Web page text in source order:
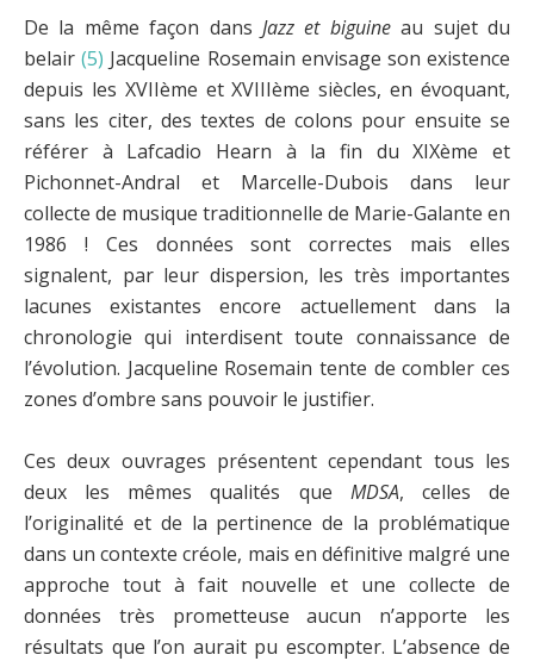
De la même façon dans Jazz et biguineau sujet du
belair(5) Jacqueline Rosemain envisage son existence
depuis les XVIIème et XVIIIème siècles, en évoquant,
sans les citer, des textes de colons pour ensuite se
référer à Lafcadio Hearn à la fin du XIXème et
Pichonnet-Andral et Marcelle-Dubois dans leur
collecte de musique traditionnelle de Marie-Galante en
1986 ! Ces données sont correctes mais elles
signalent, par leur dispersion, les très importantes
lacunes existantes encore actuellement dans la
chronologie qui interdisent toute connaissance de
l’évolution. Jacqueline Rosemain tente de combler ces
zones d’ombre sans pouvoir le justifier.
Ces deux ouvrages présentent cependant tous les
deux les mêmes qualités que MDSA, celles de
l’originalité et de la pertinence de la problématique
dans un contexte créole, mais en définitive malgré une
approche tout à fait nouvelle et une collecte de
données très prometteuse aucun n’apporte les
résultats que l’on aurait pu escompter. L’absence de